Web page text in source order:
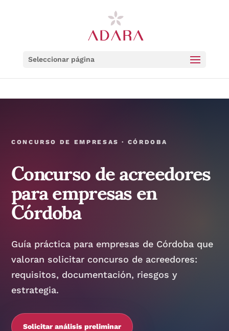
Seleccionar página
CONCURSO DE EMPRESAS · CÓRDOBA
Concurso de acreedores
para empresas en
Córdoba
Guía práctica para empresas de Córdoba que
valoran solicitar concurso de acreedores:
requisitos, documentación, riesgos y
estrategia.
Solicitar análisis preliminar